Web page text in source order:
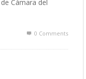
Cámara del
0 Comments